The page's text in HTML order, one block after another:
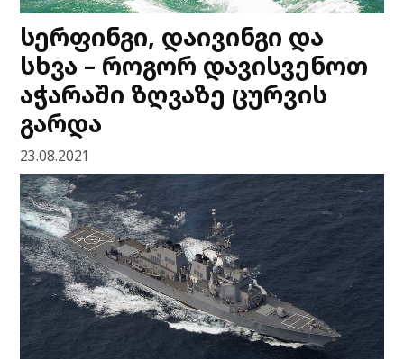
სერფინგი, დაივინგი და
სხვა – როგორ დავისვენოთ
აჭარაში ზღვაზე ცურვის
გარდა
23.08.2021